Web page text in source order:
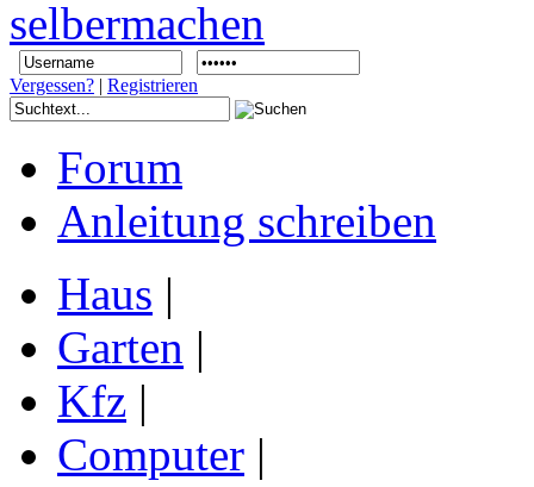
Vergessen? | Registrieren
Forum
Anleitung schreiben
Haus |
Garten |
Kfz |
Computer |